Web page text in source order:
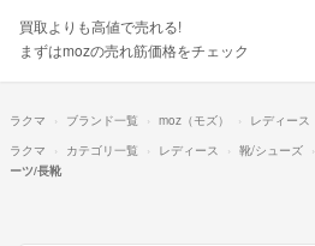
買取よりも高値で売れる!
まずはmozの売れ筋価格をチェック
ラクマ ブランド一覧 moz（モズ） レディース
ラクマ
カテゴリ一覧 レディース 靴/シューズ
ーツ/長靴